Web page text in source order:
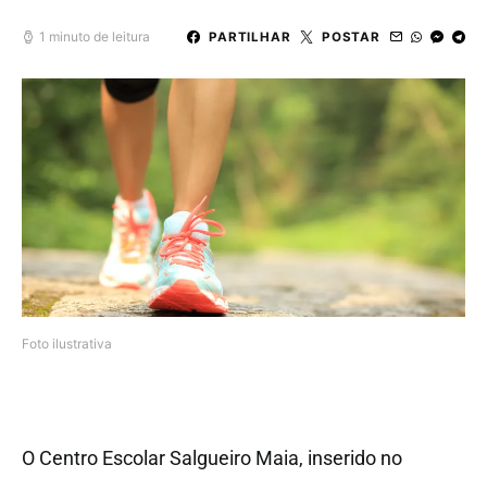
1 minuto de leitura PARTILHAR POSTAR
Foto ilustrativa
O Centro Escolar Salgueiro Maia, inserido no